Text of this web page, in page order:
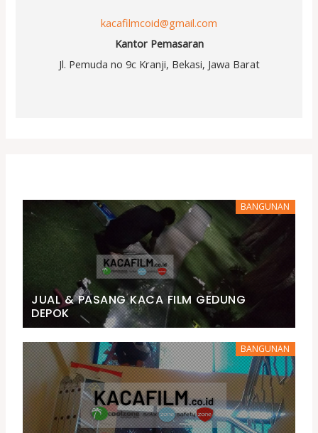
kacafilmcoid@gmail.com
Kantor Pemasaran
Jl. Pemuda no 9c Kranji, Bekasi, Jawa Barat
BANGUNAN
JUAL & PASANG KACA FILM GEDUNG
DEPOK
BANGUNAN